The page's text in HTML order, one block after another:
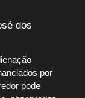
dos
por
pode